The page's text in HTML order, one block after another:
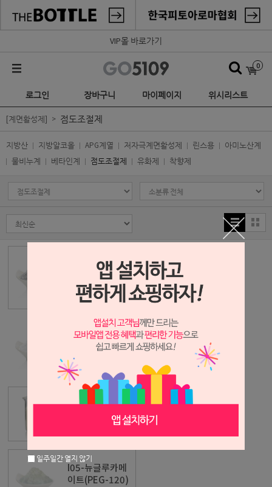
VIP몰 바로가기
0
로그인 장바구니 마이페이지 위시리스트
[계면활성제] 점도조절제
지방산 지방알코올 APG계열 저자극계면활성제 린스용
아미노산계
물비누계
베타인계 점도조절제 유화제 착향제
카보머 980(카보
폴/Carbopol)
7,400원
카보머 940(카보
폴/Carbopol)-
미국산
2,200원
MEA(CME)
I05-뉴글루카메
이트(PEG-120)
일주일간 열지 않기